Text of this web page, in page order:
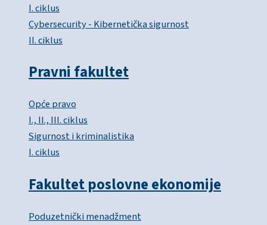
I. ciklus
Cybersecurity - Kibernetička sigurnost
II. ciklus
Pravni fakultet
Opće pravo
I., II., III. ciklus
Sigurnost i kriminalistika
I. ciklus
Fakultet poslovne ekonomije
Poduzetnički menadžment